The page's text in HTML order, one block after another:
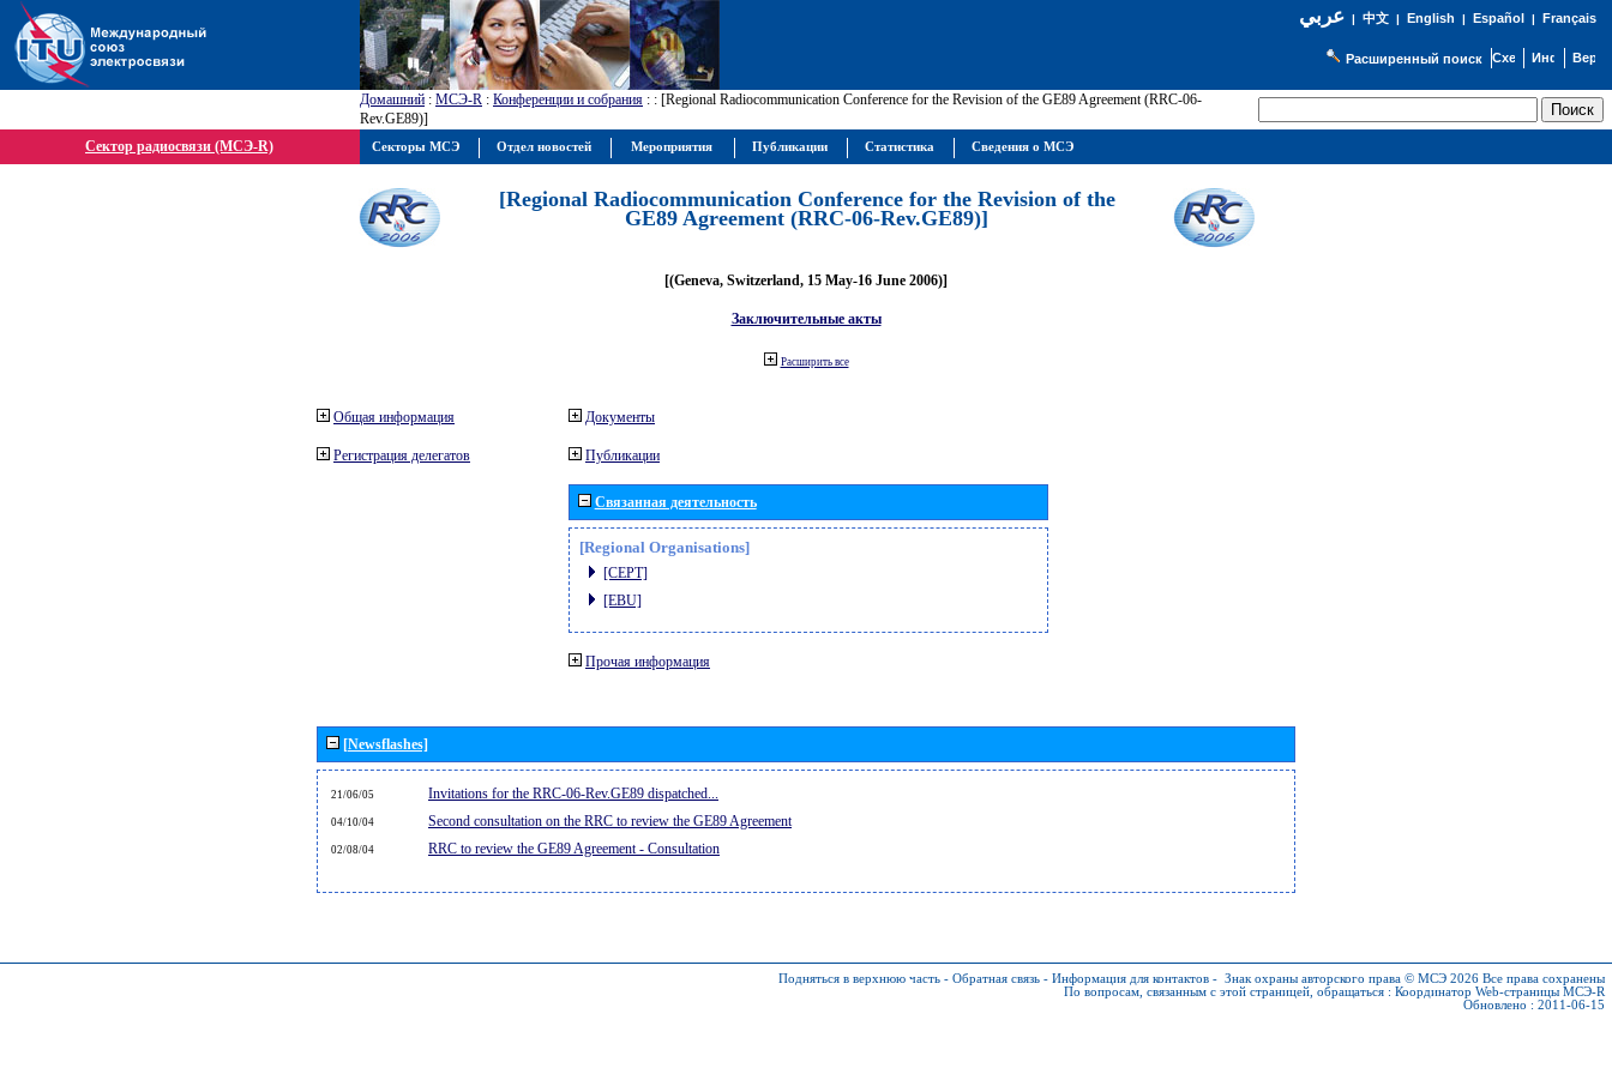
عربي| 中文| English | Español | Français
Расширенный поиск
Домашний : МСЭ-R : Конференции и собрания : : [Regional Radiocommunication Conference for the Revision of the GE89 Agreement (RRC-06-
Rev.GE89)]
Сектор радиосвязи (МСЭ-R)
[Regional Radiocommunication Conference for the Revision of the
GE89 Agreement (RRC-06-Rev.GE89)]
[(Geneva, Switzerland, 15 May-16 June 2006)]
Заключительные акты
Расширить все
Общая информация
Регистрация делегатов
Документы
Публикации
Связанная деятельность
[Regional Organisations]
[CEPT]
[EBU]
Прочая информация
[Newsflashes]
21/06/05 Invitations for the RRC-06-Rev.GE89 dispatched...
04/10/04 Second consultation on the RRC to review the GE89 Agreement
02/08/04 RRC to review the GE89 Agreement - Consultation
Подняться в верхнюю часть - Обратная связь - Информация для контактов - Знак охраны авторского права © МСЭ 2026 Все права сохранены
По вопросам, связанным с этой страницей, обращаться : Координатор Web-страницы МСЭ-R
Обновлено : 2011-06-15
Секторы МСЭ Отдел новостей Мероприятия Публикации Статистика Сведения о МСЭ